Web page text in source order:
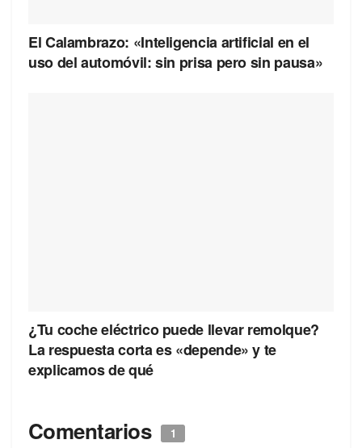
El Calambrazo: «Inteligencia artificial en el
uso del automóvil: sin prisa pero sin pausa»
¿Tu coche eléctrico puede llevar remolque?
La respuesta corta es «depende» y te
explicamos de qué
Comentarios 1